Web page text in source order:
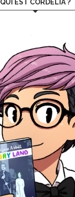
QUI EST CORDÉLIA ?